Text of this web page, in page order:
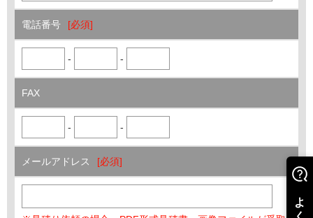
電話番号
- -
FAX
- -
メールアドレス